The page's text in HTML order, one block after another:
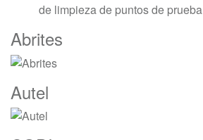
de limpieza de puntos de prueba
Marcas
De
Carrusel
Abrites
Autel